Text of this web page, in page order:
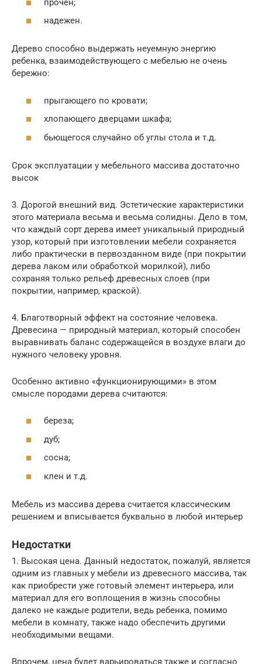
надежен.
Дерево способно выдержать неуемную энергию
ребенка, взаимодействующего с мебелью не очень
бережно:
прыгающего по кровати;
хлопающего дверцами шкафа;
бьющегося случайно об углы стола и т.д.
Срок эксплуатации у мебельного массива достаточно
высок
3. Дорогой внешний вид. Эстетические характеристики
этого материала весьма и весьма солидны. Дело в том,
что каждый сорт дерева имеет уникальный природный
узор, который при изготовлении мебели сохраняется
либо практически в первозданном виде (при покрытии
дерева лаком или обработкой морилкой), либо
сохраняя только рельеф древесных слоев (при
покрытии, например, краской).
4. Благотворный эффект на состояние человека.
Древесина — природный материал, который способен
выравнивать баланс содержащейся в воздухе влаги до
нужного человеку уровня.
Особенно активно «функционирующими» в этом
смысле породами дерева считаются:
береза;
дуб;
сосна;
клен и т.д.
Мебель из массива дерева считается классическим
решением и вписывается буквально в любой интерьер
Недостатки
1. Высокая цена. Данный недостаток, пожалуй, является
одним из главных у мебели из древесного массива, так
как приобрести уже готовый элемент интерьера, или
материал для его воплощения в жизнь способны
далеко не каждые родители, ведь ребенка, помимо
мебели в комнату, также надо обеспечить другими
необходимыми вещами.
Впрочем, цена будет варьироваться также и согласно